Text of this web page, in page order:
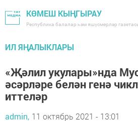
КӨМЕШ КЫҢГЫРАУ
Республика балалар һәм яшүсмерләр
ИЛ ЯҢАЛЫКЛАРЫ
«Җәлил укулары»нда
әсәрләре белән генә
иттеләр
admin, 11 октябрь 2021 - 13:01